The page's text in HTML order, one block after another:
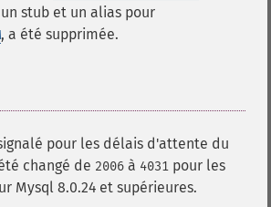
stub et un alias pour
, a été supprimée.
pour les délais d'attente du
changé de 2006 à 4031 pour les
Mysql 8.0.24 et supérieures.